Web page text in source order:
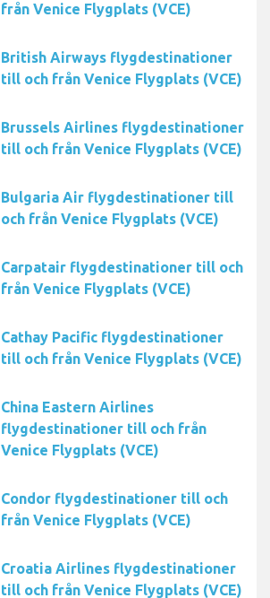
från Venice Flygplats (VCE)
British Airways flygdestinationer
till och från Venice Flygplats (VCE)
Brussels Airlines flygdestinationer
till och från Venice Flygplats (VCE)
Bulgaria Air flygdestinationer till
och från Venice Flygplats (VCE)
Carpatair flygdestinationer till och
från Venice Flygplats (VCE)
Cathay Pacific flygdestinationer
till och från Venice Flygplats (VCE)
China Eastern Airlines
flygdestinationer till och från
Venice Flygplats (VCE)
Condor flygdestinationer till och
från Venice Flygplats (VCE)
Croatia Airlines flygdestinationer
till och från Venice Flygplats (VCE)